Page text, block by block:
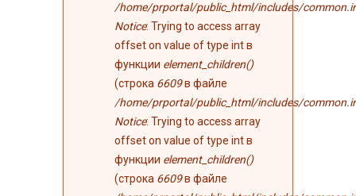
/home/prportal/public_html/includes/
Notice: Trying to access array
offset on value of type int в
функции element_children()
(строка 6609в файле
/home/prportal/public_html/includes/
Notice: Trying to access array
offset on value of type int в
функции element_children()
(строка 6609в файле